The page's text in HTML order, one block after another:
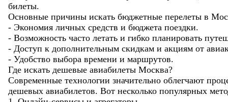
билеты.
Основные причины искать бюджетные перелеты в
- Экономия личных средств и бюджета поездки.
- Возможность часто летать и гибко планировать
- Доступ к дополнительным скидкам и акциям от
- Удобство выбора времени и маршрутов.
Где искать дешевые авиабилеты Москва?
Современные технологии значительно облегчают
дешевых авиабилетов. Вот несколько популярных